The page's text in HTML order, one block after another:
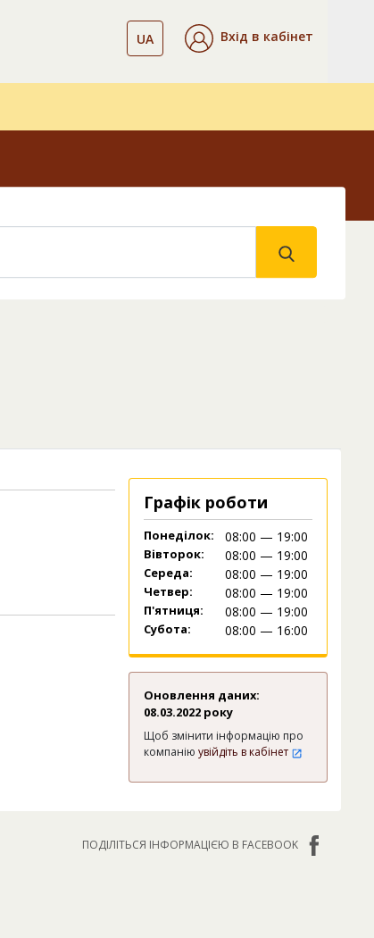
UA Вхід в кабінет
Графік роботи
Понеділок: 08:00 — 19:00
Вівторок: 08:00 — 19:00
Середа: 08:00 — 19:00
Четвер: 08:00 — 19:00
П'ятниця: 08:00 — 19:00
Субота: 08:00 — 16:00
Оновлення даних:
08.03.2022 року
Щоб змінити інформацію про
компанію увійдіть в кабінет
ПОДІЛІТЬСЯ ІНФОРМАЦІЄЮ В FACEBOOK